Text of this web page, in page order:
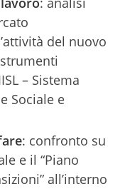
del nuovo
– Sistema
Sociale e
: confronto su
e il “Piano
all’interno